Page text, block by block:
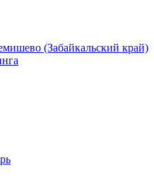
(Забайкальский край)